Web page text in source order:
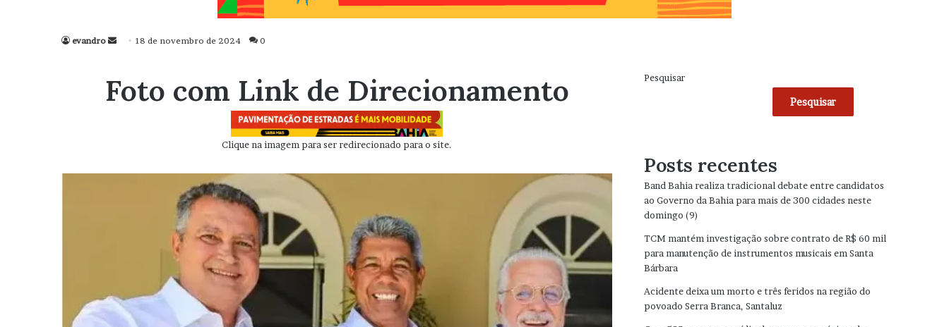
evandro
Mande
mail
18 de novembro de 2024 0
Foto com Link de Direcionamento
Clique na imagem para ser redirecionado para o site.
Pesquisar
Pesquisar
Posts recentes
Band Bahia realiza tradicional debate entre candidatos
ao Governo da Bahia para mais de 300 cidades neste
domingo (9)
TCM mantém investigação sobre contrato de R$ 60 mil
para manutenção de instrumentos musicais em Santa
Bárbara
Acidente deixa um morto e três feridos na região do
povoado Serra Branca, Santaluz